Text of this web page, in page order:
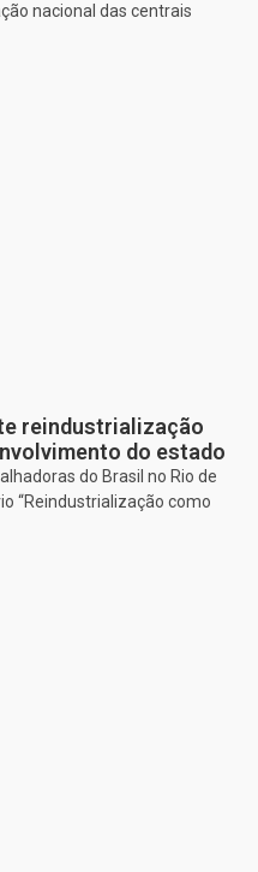
nacional das centrais
reindustrialização
do estado
do Brasil no Rio de
“Reindustrialização como